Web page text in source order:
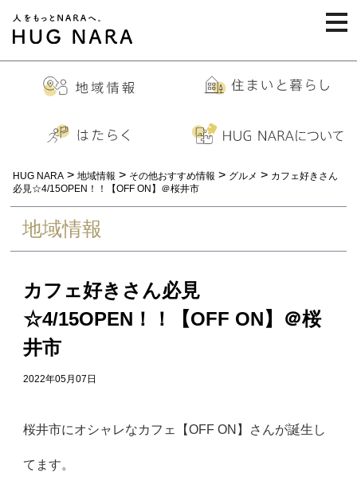
HUG NARA > 地域情報 > その他おすすめ情報 > グルメ > カフェ好きさん
必見☆4/15OPEN！！【OFF ON】＠桜井市
地域情報
カフェ好きさん必見
☆4/15OPEN！！【OFF ON】＠桜
井市
2022年05月07日
桜井市にオシャレなカフェ【OFF ON】さんが誕生し
てます。